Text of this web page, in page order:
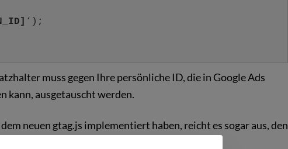
‘);
muss gegen Ihre persönliche ID, die in Google Ads
kann, ausgetauscht werden.
neuen gtag.js implementiert haben, reicht es sogar aus, den